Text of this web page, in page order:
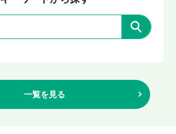
一覧を見る